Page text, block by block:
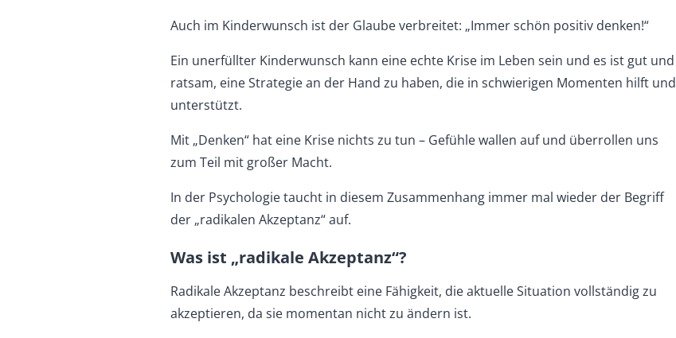
Auch im Kinderwunsch ist der Glaube verbreitet: „Immer schön positiv denken!“
Ein unerfüllter Kinderwunsch kann eine echte Krise im Leben sein und es ist gut und
ratsam, eine Strategie an der Hand zu haben, die in schwierigen Momenten hilft und
unterstützt.
Mit „Denken“ hat eine Krise nichts zu tun – Gefühle wallen auf und überrollen uns
zum Teil mit großer Macht.
In der Psychologie taucht in diesem Zusammenhang immer mal wieder der Begriff
der „radikalen Akzeptanz“ auf.
Was ist „radikale Akzeptanz“?
Radikale Akzeptanz beschreibt eine Fähigkeit, die aktuelle Situation vollständig zu
akzeptieren, da sie momentan nicht zu ändern ist.